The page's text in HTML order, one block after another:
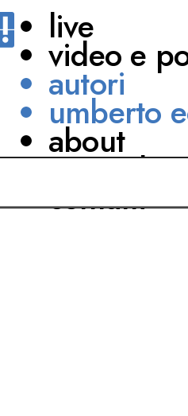
live
video e
autori
umberto
about
network
contatti
Albertini